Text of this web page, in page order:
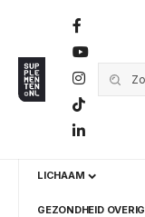
LICHAAM
GEZONDHEID OVERIG